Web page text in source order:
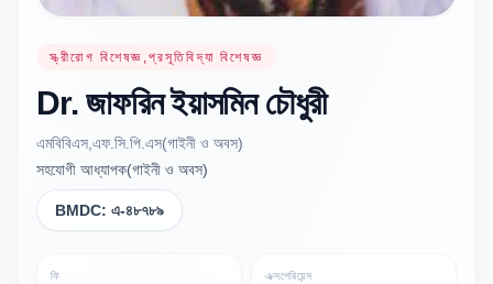
স্ত্রীরোগ বিশেষজ্ঞ,প্রসূতিবিদ্যা বিশেষজ্ঞ
Dr. জাফরিন ইয়াসমিন চৌধুরী
এমবিবিএস,এফ.সি.পি.এস(গাইনী ও অবস)
সহযোগী আধ্যাপক(গাইনী ও অবস)
BMDC: এ-৪৮৭৮৯
ফি এক্সপেরিয়েন্স